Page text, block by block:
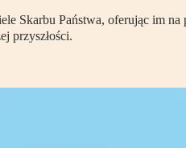
Skarbu Państwa, oferując im
przyszłości.